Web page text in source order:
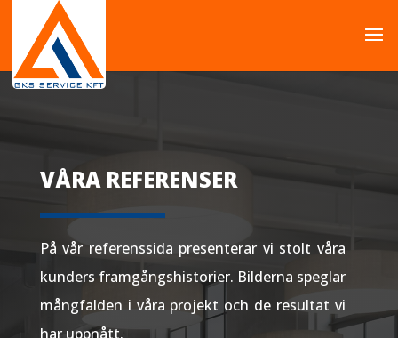
VÅRA REFERENSER
På vår referenssida presenterar vi stolt våra
kunders framgångshistorier. Bilderna speglar
mångfalden i våra projekt och de resultat vi
har uppnått.